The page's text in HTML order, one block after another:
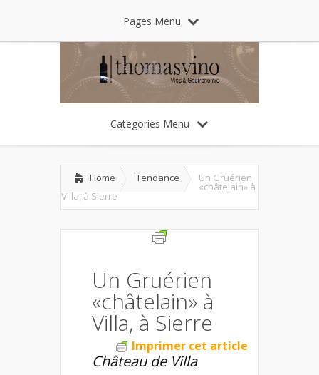
Pages Menu
Categories Menu
Home Tendance Un Gruérien
«châtelain» à
Villa, à Sierre
Un Gruérien
«châtelain» à
Villa, à Sierre
Imprimer cet article
Château de Villa